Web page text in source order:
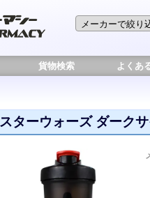
貨物検索 よくあ
スターウォーズ ダーク